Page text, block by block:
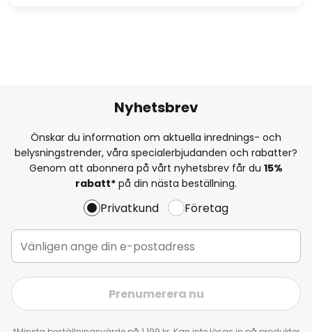
Nyhetsbrev
Önskar du information om aktuella inrednings- och
belysningstrender, våra specialerbjudanden och rabatter?
Genom att abonnera på vårt nyhetsbrev får du 15%
rabatt* på din nästa beställning.
Privatkund Företag
Prenumerera nu